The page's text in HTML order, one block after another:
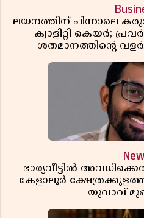
ലയനത്തിന് പിന്നാലെ
ക്വാളിറ്റി കെയർ;
ശതമാനത്തിൻ്റെ
ഭാര്യവീട്ടിൽ
കേളാലൂർ
യുവാവ്